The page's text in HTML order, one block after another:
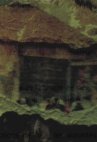
du vote puis son abandon
totale de l’Irlande.
anglaises : plusieurs
Ses élus refusent de siéger
Les Volontaires irlandais
de l’IRA, les autorités